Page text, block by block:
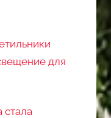
для
стала